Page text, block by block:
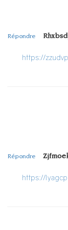
Répondre
https://
Répondre
https://